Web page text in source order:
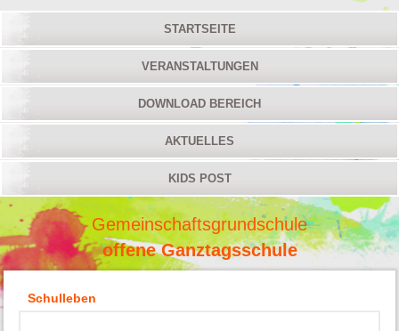
STARTSEITE
VERANSTALTUNGEN
DOWNLOAD BEREICH
AKTUELLES
KIDS POST
Gemeinschaftsgrundschule
offene Ganztagsschule
Schulleben